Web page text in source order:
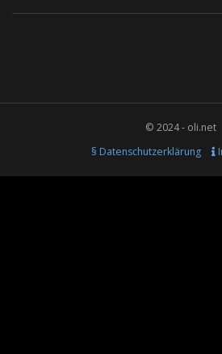
© 2024 - oli.net
§ Datenschutzerklärung